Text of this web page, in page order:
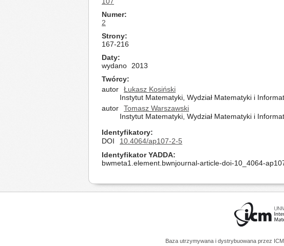
Numer
2
Strony
167-216
Daty
wydano
2013
Twórcy
autor
Łukasz Kosiński
Instytut Matematyki, Wydział Matematyki i
autor
Tomasz Warszawski
Instytut Matematyki, Wydział Matematyki i
Identyfikatory
DOI
10.4064/ap107-2-5
Identyfikator YADDA
bwmeta1.element.bwnjournal-article-doi-10_4064-
Baza utrzymywana i dystrybuowana przez